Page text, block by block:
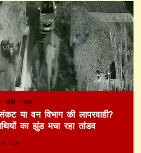
पौड़ी राज्य
या वन विभाग की लापरवाही?
का झुंड मचा रहा तांडव
ago